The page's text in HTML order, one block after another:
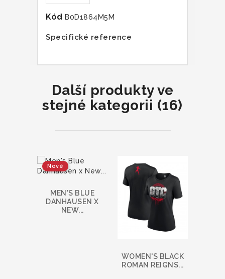
Kód B0D1864M5M
Specifické reference
Další produkty ve
stejné kategorii (16)
Nové
MEN'S BLUE
DANHAUSEN X
NEW...
WOMEN'S BLACK
ROMAN REIGNS...